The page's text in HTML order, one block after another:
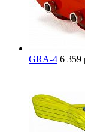
GRA-4 6 359